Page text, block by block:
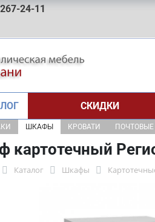
267-24-11
СКИДКИ
ШКАФЫ КРОВАТИ
картотечный
Каталог Шкафы